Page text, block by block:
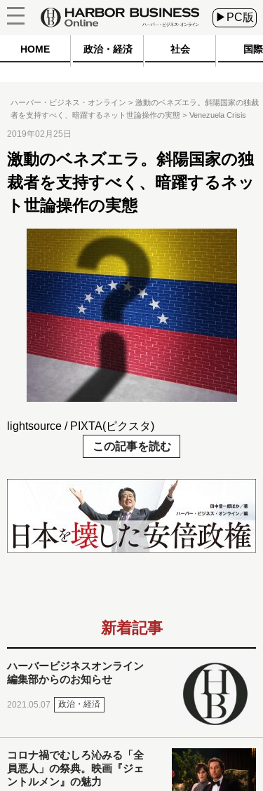
▶PC版
HOME 政治・経済 社会 国際
ハーバー・ビジネス・オンライン
激動のベネズエラ。斜陽国家の独裁
者を支持すべく、暗躍するネット世論操作の実態
Venezuela Crisis
2019年02月25日
激動のベネズエラ。斜陽国家の独
裁者を支持すべく、暗躍するネッ
ト世論操作の実態
lightsource / PIXTA(ピクスタ)
この記事を読む
新着記事
ハーバービジネスオンライン
編集部からのお知らせ
2021.05.07 政治・経済
コロナ禍でむしろ沁みる「全
員悪人」の祭典。映画『ジェ
ントルメン』の魅力